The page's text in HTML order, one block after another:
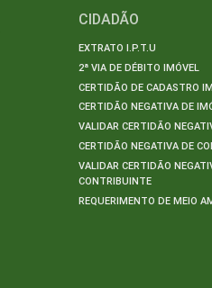
CIDADÃO
EXTRATO I.P.T.U
2ª VIA DE DÉBITO IMÓVEL
CERTIDÃO DE CADASTRO
CERTIDÃO NEGATIVA DE
VALIDAR CERTIDÃO
CERTIDÃO NEGATIVA DE
VALIDAR CERTIDÃO
CONTRIBUINTE
REQUERIMENTO DE MEIO